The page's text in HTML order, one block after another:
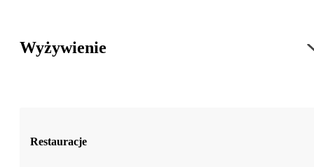
Wyżywienie
Restauracje